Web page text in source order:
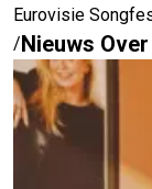
Eurovisie
/Nieuws